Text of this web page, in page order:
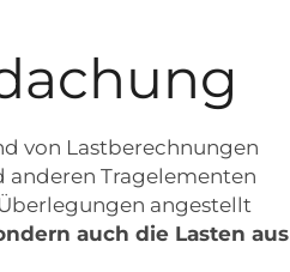
von Lastberechnungen
anderen Tragelementen
angestellt
auch die Lasten aus